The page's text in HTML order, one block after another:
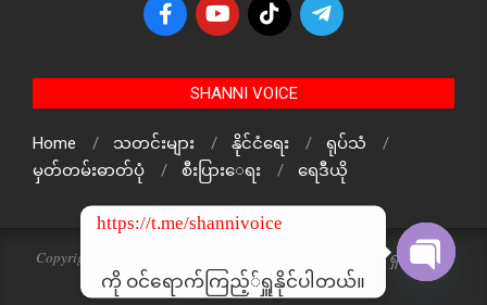
SHANNI VOICE
Home သတင်းများ နိုင်ငံရေး
ရုပ်သံ
မှတ်တမ်းဓာတ်ပုံ
စီးပြားေရး ရေဒီယို
Copyright © 2024 The Voice Of ShanNi All rights reserved. ရှမ်းနီအသံ
သတင်းဌာန၏ မူပိုင်ဖြစ်ပါသည်
https://t.me/shannivoice
ကို ဝင်ရောက်ကြည့််ရှူနိုင်ပါတယ်။